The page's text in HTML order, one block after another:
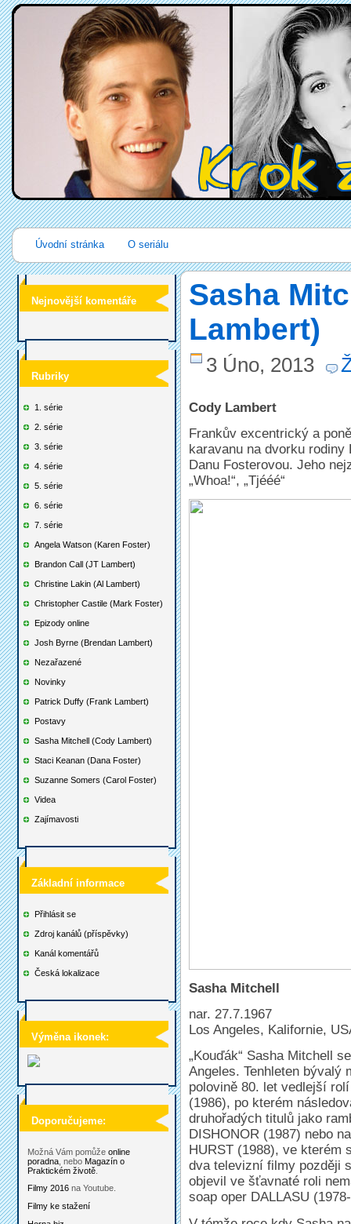
Úvodní stránka O seriálu
Nejnovější komentáře
Rubriky
1. série
2. série
3. série
4. série
5. série
6. série
7. série
Angela Watson (Karen Foster)
Brandon Call (JT Lambert)
Christine Lakin (Al Lambert)
Christopher Castile (Mark Foster)
Epizody online
Josh Byrne (Brendan Lambert)
Nezařazené
Novinky
Patrick Duffy (Frank Lambert)
Postavy
Sasha Mitchell (Cody Lambert)
Staci Keanan (Dana Foster)
Suzanne Somers (Carol Foster)
Videa
Zajímavosti
Základní informace
Přihlásit se
Zdroj kanálů (příspěvky)
Kanál komentářů
Česká lokalizace
Výměna ikonek:
Doporučujeme:
Možná Vám pomůže online
poradna , nebo Magazín o
Praktickém životě
Filmy 2016 na Youtube.
Filmy ke stažení
Sasha
Lambert)
3 Úno, 2013
Cody Lambert
Frankův excentrický a
karavanu na dvorku
Danu Fosterovou. Jeho
„Whoa!“, „Tjééé“
Sasha Mitchell
nar. 27.7.1967
Los Angeles, Kalifornie,
„Kouďák“ Sasha Mitchell
Angeles. Tenhleten bývalý
polovině 80. let vedlejší
(1986), po kterém
druhořadých titulů jako
DISHONOR (1987) nebo
HURST (1988), ve
dva televizní filmy později
objevil ve šťavnaté roli
soap oper DALLASU